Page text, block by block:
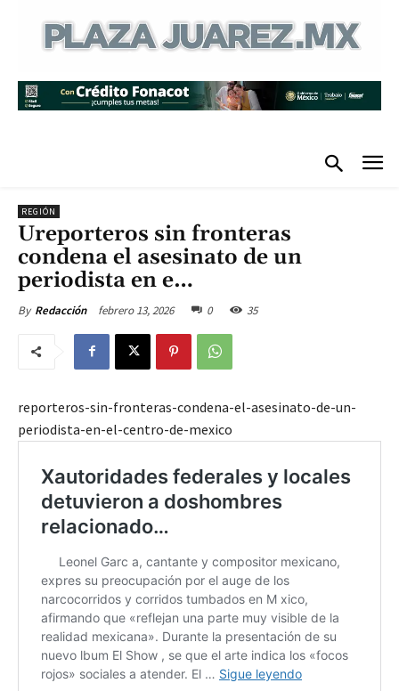
REGIÓN
Ureporteros sin fronteras
condena el asesinato de un
periodista en e…
By Redacción febrero 13, 2026 0 35
reporteros-sin-fronteras-condena-el-asesinato-de-un-
periodista-en-el-centro-de-mexico